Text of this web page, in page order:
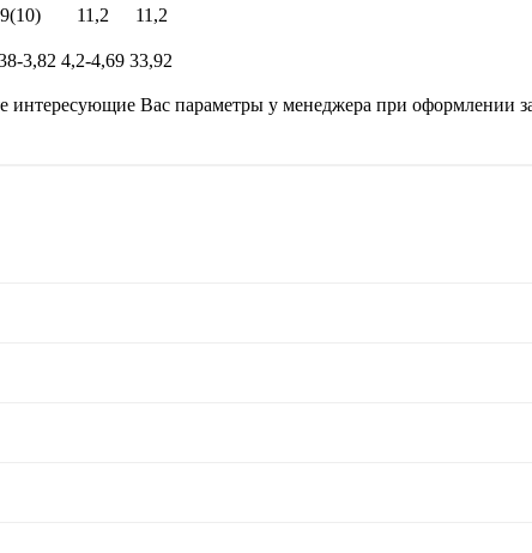
9(10) 11,2 11,2
3,82 4,2-4,69 33,92
Вас параметры у менеджера при оформлении